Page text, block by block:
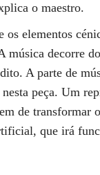
o maestro.
elementos
música decorre
A parte de
peça. Um
de transformar
que irá